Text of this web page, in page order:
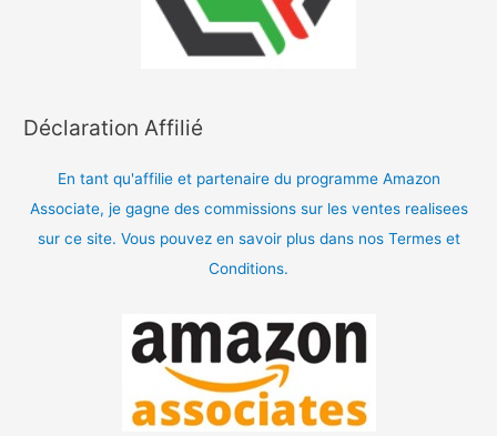
Déclaration Affilié
En tant qu'affilie et partenaire du programme Amazon
Associate, je gagne des commissions sur les ventes realisees
sur ce site. Vous pouvez en savoir plus dans nos Termes et
Conditions.